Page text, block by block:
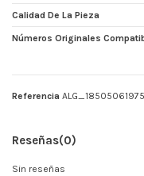
Calidad De La Pieza
Números Originales
Referencia ALG_18505061975
Reseñas(0)
Sin reseñas